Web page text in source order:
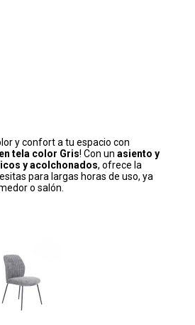
y confort a tu espacio con
tela color Gris! Con un asiento y
y acolchonados, ofrece la
para largas horas de uso, ya
o salón.